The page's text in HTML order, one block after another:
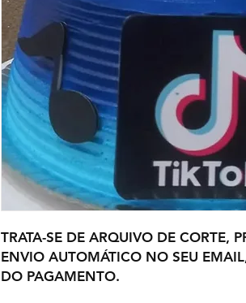
TRATA-SE DE ARQUIVO DE CORTE,
ENVIO AUTOMÁTICO NO SEU
DO PAGAMENTO.